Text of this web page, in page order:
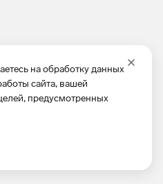
на обработку данных
сайта, вашей
предусмотренных